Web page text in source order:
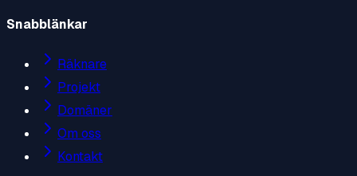
Snabblänkar
Räknare
Projekt
Domäner
Om oss
Kontakt